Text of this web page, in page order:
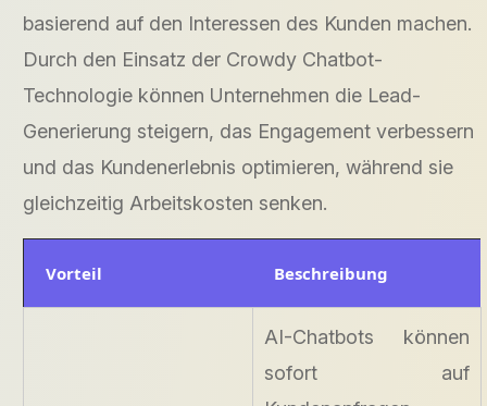
basierend auf den Interessen des Kunden machen.
Durch den Einsatz der Crowdy Chatbot-
Technologie können Unternehmen die Lead-
Generierung steigern, das Engagement verbessern
und das Kundenerlebnis optimieren, während sie
gleichzeitig Arbeitskosten senken.
Vorteil Beschreibung
AI-Chatbots können
sofort auf